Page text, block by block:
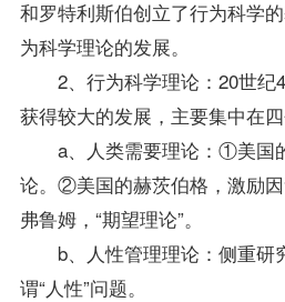
和罗特利斯伯创立了行为科学
为科学理论的发展。
2、行为科学理论：20世纪
获得较大的发展，主要集中在四
a、人类需要理论：①美国
论。②美国的赫茨伯格，激励
弗鲁姆，“期望理论”。
b、人性管理理论：侧重研
谓“人性”问题。